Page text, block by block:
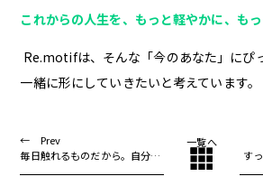
これからの人生を、もっと軽やかに、もっ
Re.motifは、そんな「今のあなた」にぴ
一緒に形にしていきたいと考えています。
← Prev
毎日触れるものだから。自分を
大切にするための、リフォーム
一覧へ
す